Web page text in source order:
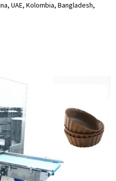
UAE, Kolombia, Bangladesh,